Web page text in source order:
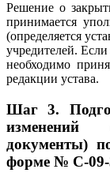
Решение о
принимается
(определяется
учредителей.
необходимо
редакции устава.
Шаг 3.
документы)
форме № С-